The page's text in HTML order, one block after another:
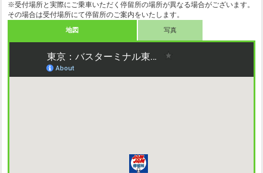
※受付場所と実際にご乗車いただく停留所の場所が異なる場合がございます。
その場合は受付場所にて停留所のご案内をいたします。
地図 写真